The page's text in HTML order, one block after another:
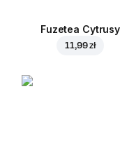
Fuzetea Cytrusy
11,99 zł